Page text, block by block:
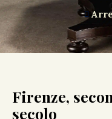
Firenze,
secolo